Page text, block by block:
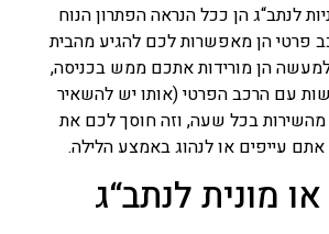
לנתב“ג הן ככל הנראה הפתרון הנוח
פרטי הן מאפשרות לכם להגיע מהבית
הן מורידות אתכם ממש בכניסה,
עם הרכב הפרטי (אותו יש להשאיר
מהשירות בכל שעה, וזה חוסך לכם את
עייפים או לנהוג באמצע הלילה.
מונית לנתב“ג